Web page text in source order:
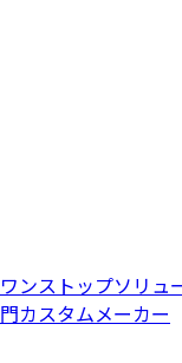
ワンストップソリュ
門カスタムメーカー